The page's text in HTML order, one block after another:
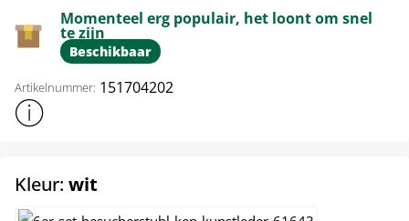
Momenteel erg populair, het loont om snel
te zijn
Beschikbaar
Artikelnummer: 151704202
Toon meer productinformatie
Kleur: wit